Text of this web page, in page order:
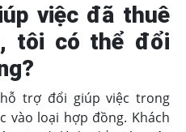
việc đã thuê
tôi có thể đổi
trợ đổi giúp việc trong
vào loại hợp đồng. Khách